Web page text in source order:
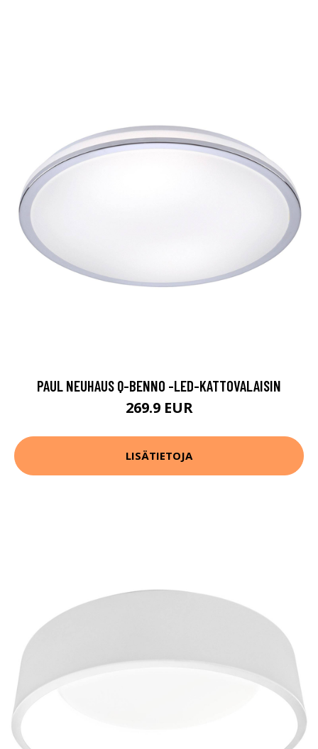
PAUL NEUHAUS Q-BENNO -LED-KATTOVALAISIN
269.9 EUR
LISÄTIETOJA